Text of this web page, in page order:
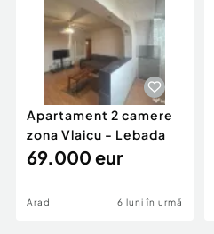
Apartament 2 camere
zona Vlaicu - Lebada
69.000 eur
Arad 6 luni în urmă